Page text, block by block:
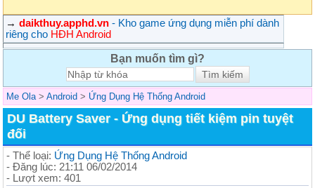
→ daikthuy.apphd.vn - Kho game ứng dụng miễn phí dành
riêng cho HĐH Android
Bạn muốn tìm gì?
Me Ola > Android > Ứng Dụng Hệ Thống Android
DU Battery Saver - Ứng dụng tiết kiệm pin tuyệt
đối
- Thể loại: Ứng Dụng Hệ Thống Android
- Đăng lúc: 21:11 06/02/2014
- Lượt xem: 401